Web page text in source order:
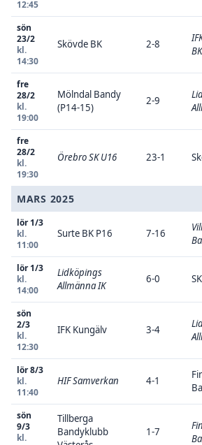
12:45
sön
23/2
kl.
14:30
Skövde BK 2-8
fre
28/2
kl.
19:00
Mölndal Bandy
(P14-15)
2-9
fre
28/2
kl.
19:30
Örebro SK U16 23-1
MARS 2025
lör 1/3
kl.
11:00
Surte BK P16 7-16
lör 1/3
kl.
14:00
Lidköpings
Allmänna IK
6-0
sön
2/3
kl.
12:30
IFK Kungälv 3-4
lör 8/3
kl.
11:40
HIF Samverkan 4-1
sön
9/3
kl.
Tillberga
Bandyklubb
1-7